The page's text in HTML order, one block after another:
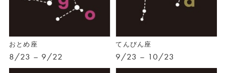
おとめ座
8/23 – 9/22
てんびん座
9/23 – 10/23